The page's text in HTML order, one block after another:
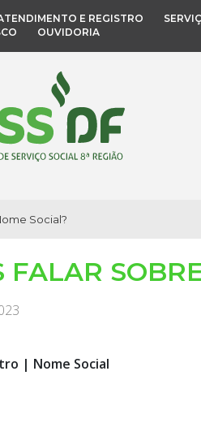
E REGISTRO
OUVIDORIA
Social?
FALAR
| Nome Social